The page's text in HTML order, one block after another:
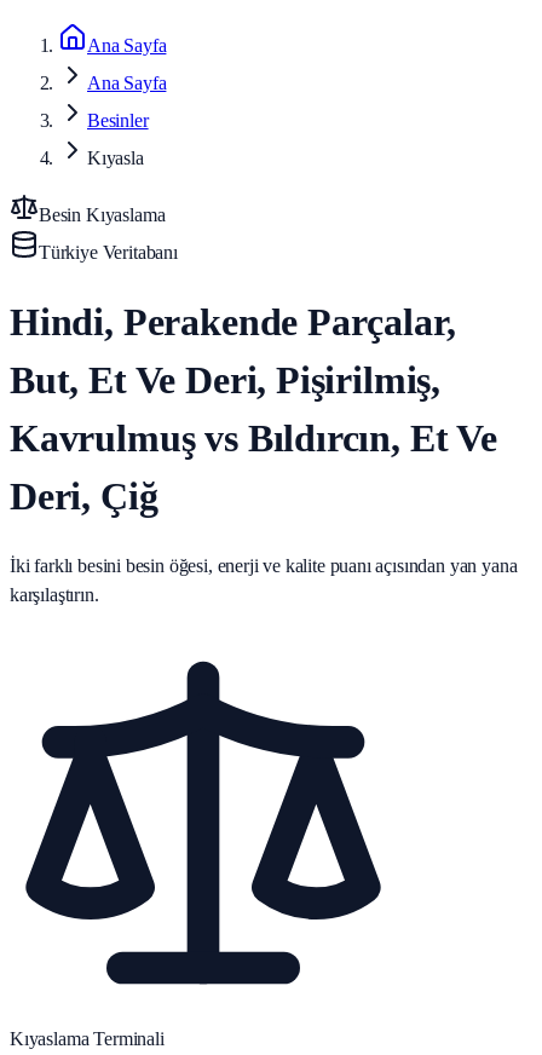
Ana Sayfa
Ana Sayfa
Besinler
Kıyasla
Besin Kıyaslama
Türkiye Veritabanı
Hindi, Perakende Parçalar,
But, Et Ve Deri, Pişirilmiş,
Kavrulmuş vs Bıldırcın, Et Ve
Deri, Çiğ
İki farklı besini besin öğesi, enerji ve kalite puanı açısından yan yana
karşılaştırın.
Kıyaslama Terminali